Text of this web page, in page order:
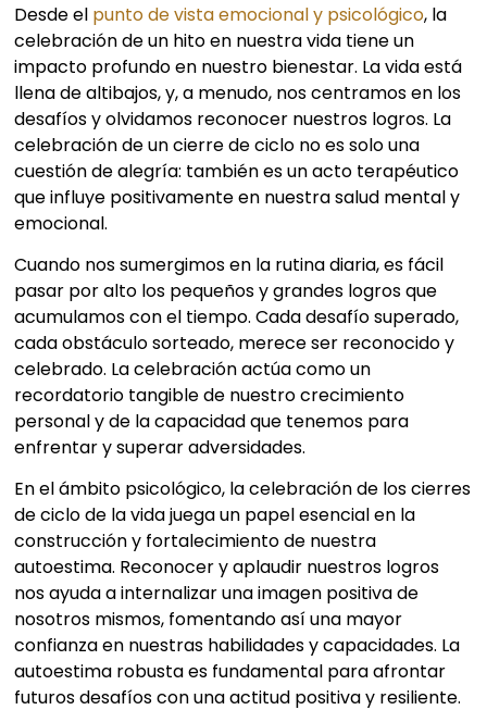
Desde el punto de vista emocional y psicológico, la
celebración de un hito en nuestra vida tiene un
impacto profundo en nuestro bienestar. La vida está
llena de altibajos, y, a menudo, nos centramos en los
desafíos y olvidamos reconocer nuestros logros. La
celebración de un cierre de ciclo no es solo una
cuestión de alegría: también es un acto terapéutico
que influye positivamente en nuestra salud mental y
emocional.
Cuando nos sumergimos en la rutina diaria, es fácil
pasar por alto los pequeños y grandes logros que
acumulamos con el tiempo. Cada desafío superado,
cada obstáculo sorteado, merece ser reconocido y
celebrado. La celebración actúa como un
recordatorio tangible de nuestro crecimiento
personal y de la capacidad que tenemos para
enfrentar y superar adversidades.
En el ámbito psicológico, la celebración de los cierres
de ciclo de la vida juega un papel esencial en la
construcción y fortalecimiento de nuestra
autoestima. Reconocer y aplaudir nuestros logros
nos ayuda a internalizar una imagen positiva de
nosotros mismos, fomentando así una mayor
confianza en nuestras habilidades y capacidades. La
autoestima robusta es fundamental para afrontar
futuros desafíos con una actitud positiva y resiliente.